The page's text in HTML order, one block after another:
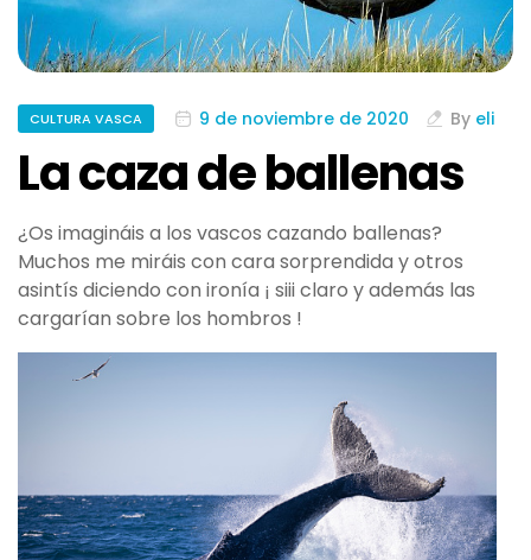
CULTURA VASCA 9 de noviembre de 2020 By eli
La caza de ballenas
¿Os imagináis a los vascos cazando ballenas?
Muchos me miráis con cara sorprendida y otros
asintís diciendo con ironía ¡ siii claro y además las
cargarían sobre los hombros !